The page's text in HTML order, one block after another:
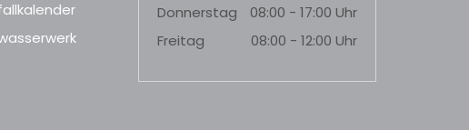
Donnerstag
08:00 - 17:00 Uhr
Freitag
08:00 - 12:00 Uhr